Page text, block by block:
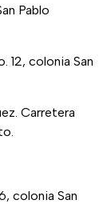
Pablo
12, colonia San
Carretera
colonia San